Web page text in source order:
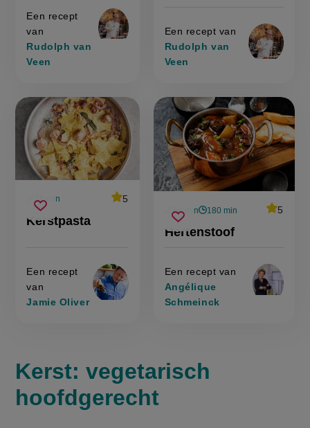
Een recept
van
Rudolph van
Veen
Een recept van
Rudolph van
Veen
Kerstpasta
voorbereidingstijd
16 min
average
5
Beoordeel
Een recept
van
Jamie Oliver
Sla
recept
kerstpasta
Hertenstoof
voorbereidingstijd
60 min
wachttijd
180 min
average
5
Een recept van
Angélique
Schmeinck
Sla
recept
hertenstoof
Kerst: vegetarisch
hoofdgerecht